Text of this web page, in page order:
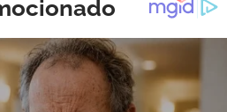
a nuestro boletín.